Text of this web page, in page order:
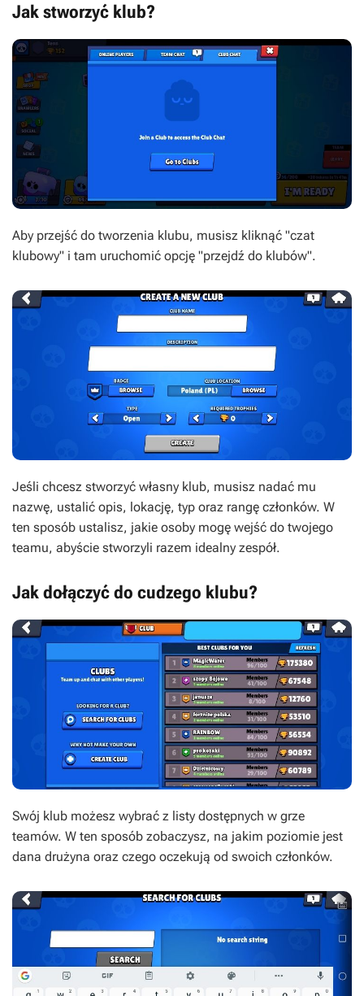
Jak stworzyć klub?
Aby przejść do tworzenia klubu, musisz kliknąć "czat
klubowy" i tam uruchomić opcję "przejdź do klubów".
Jeśli chcesz stworzyć własny klub, musisz nadać mu
nazwę, ustalić opis, lokację, typ oraz rangę członków. W
ten sposób ustalisz, jakie osoby mogę wejść do twojego
teamu, abyście stworzyli razem idealny zespół.
Jak dołączyć do cudzego klubu?
Swój klub możesz wybrać z listy dostępnych w grze
teamów. W ten sposób zobaczysz, na jakim poziomie jest
dana drużyna oraz czego oczekują od swoich członków.